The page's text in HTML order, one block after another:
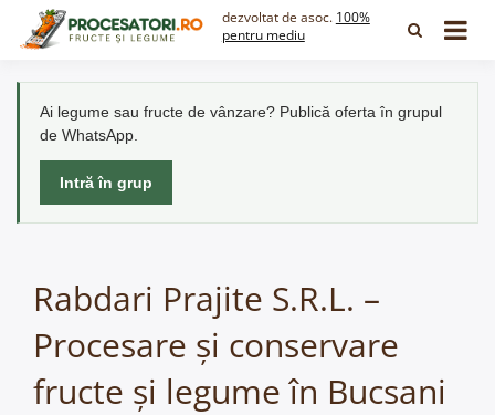
dezvoltat de asoc. 100%
pentru mediu
Ai legume sau fructe de vânzare? Publică oferta în grupul
de WhatsApp.
Intră în grup
Rabdari Prajite S.R.L. –
Procesare și conservare
fructe și legume în Bucsani